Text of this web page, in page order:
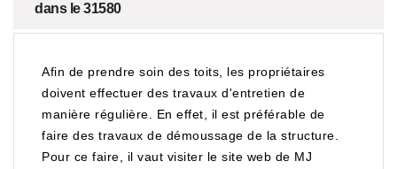
dans le 31580
Afin de prendre soin des toits, les propriétaires
doivent effectuer des travaux d'entretien de
manière régulière. En effet, il est préférable de
faire des travaux de démoussage de la structure.
Pour ce faire, il vaut visiter le site web de MJ